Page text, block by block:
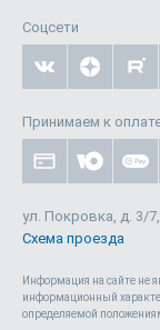
Соцсети
Принимаем к
ул. Покровка, д. 3/
Схема проезда
Информация на сайте не
информационный
определяемой